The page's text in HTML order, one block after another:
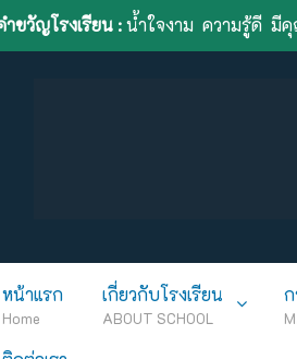
ำขวัญโรงเรียน :น้ำใจงาม ความรู้ดี มี
หน้าแรก
Home
เกี่ยวกับโรงเรียน
ABOUT SCHOOL